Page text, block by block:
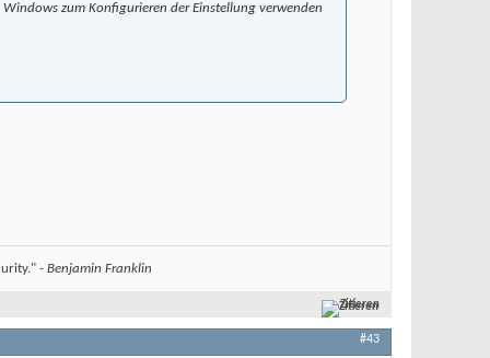
zum Konfigurieren der Einstellung verwenden
- Benjamin Franklin
Zitieren
#43